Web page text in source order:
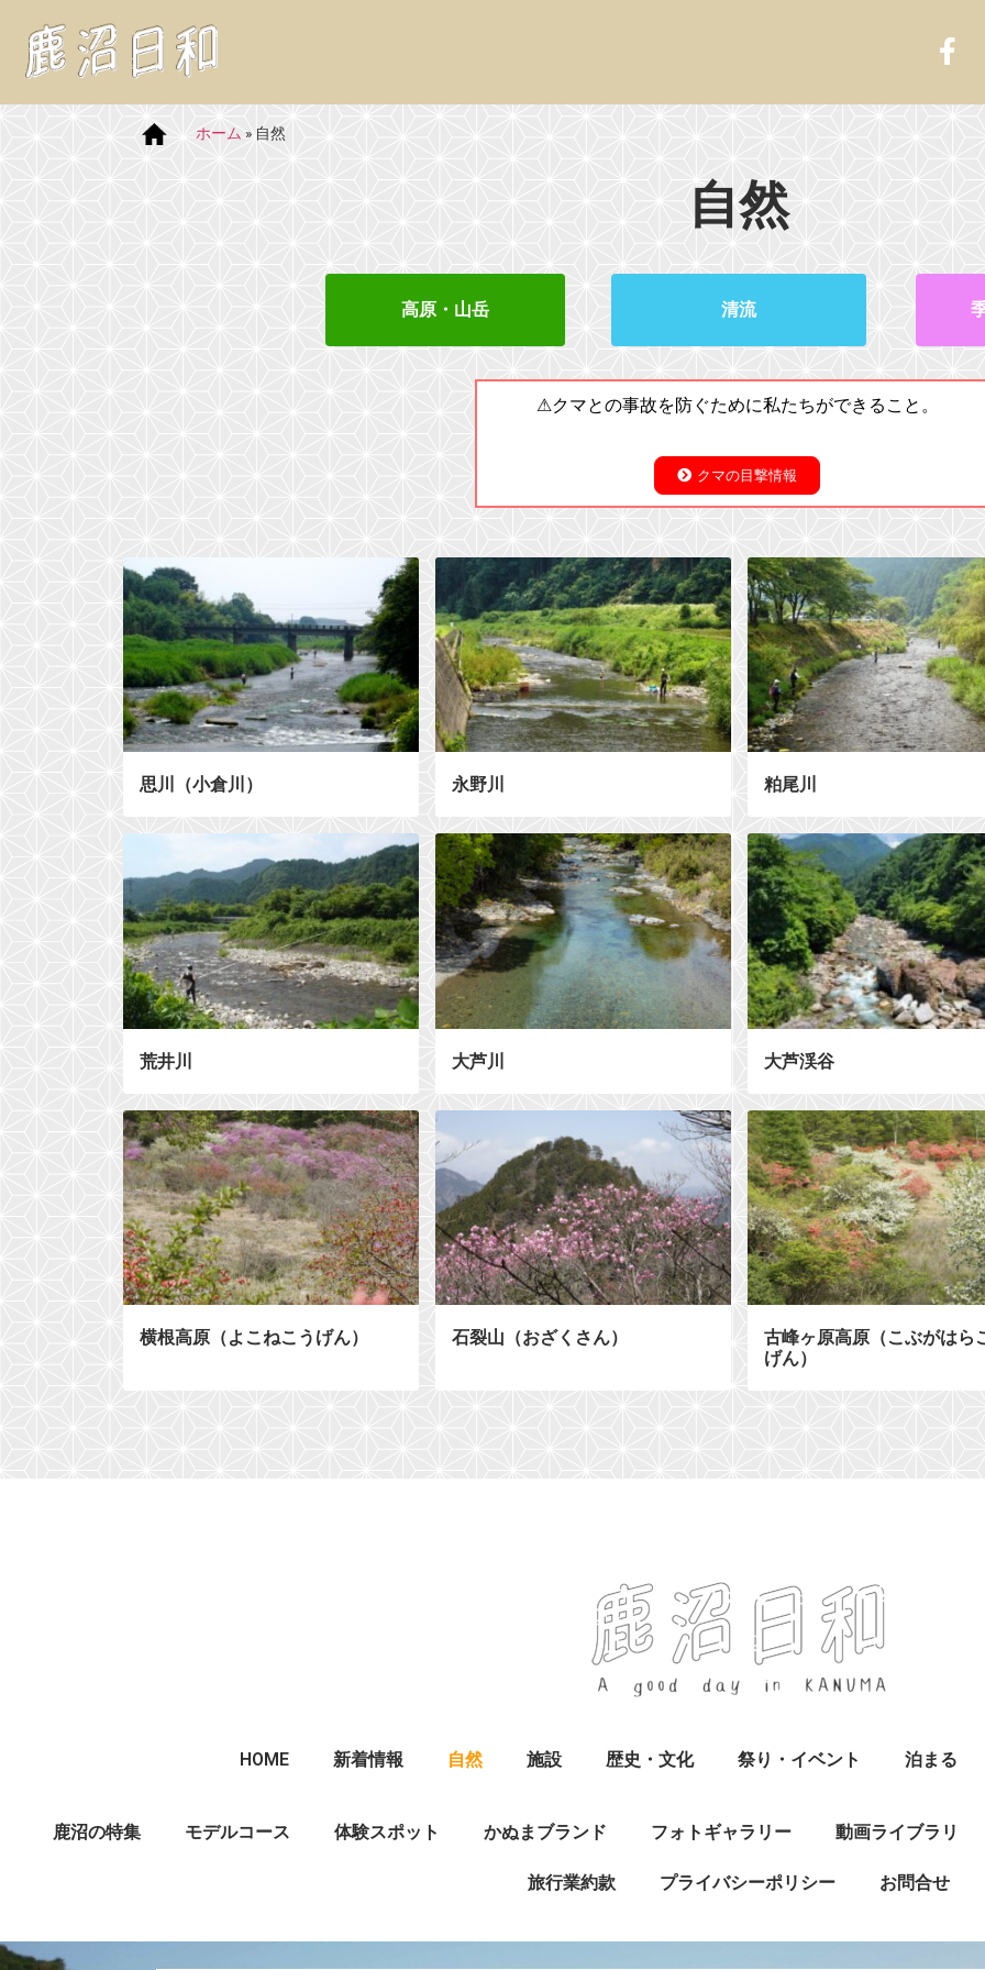
ホーム » 自然
自然
高原・山岳 清流
⚠クマとの事故を防ぐために私たちができること。
クマの目撃情報
思川（小倉川） 永野川 粕尾川
荒井川 大芦川 大芦渓谷
横根高原（よこねこうげん） 石裂山（おざくさん）
古峰ヶ原高原（こぶがはら
げん）
HOME 新着情報 自然 施設 歴史・文化 祭り・イベント 泊まる
鹿沼の特集 モデルコース 体験スポット かぬまブランド フォトギャラリー 動画ライブラリ
旅行業約款 プライバシーポリシー お問合せ